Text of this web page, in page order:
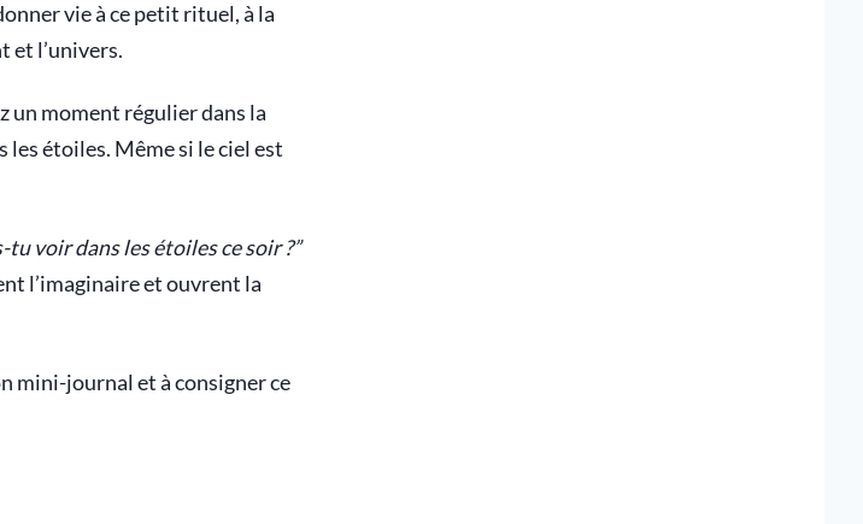
vie à ce petit rituel, à la
et l’univers.
un moment régulier dans la
les étoiles. Même si le ciel est
voir dans les étoiles ce soir ?”
l’imaginaire et ouvrent la
mini-journal et à consigner ce